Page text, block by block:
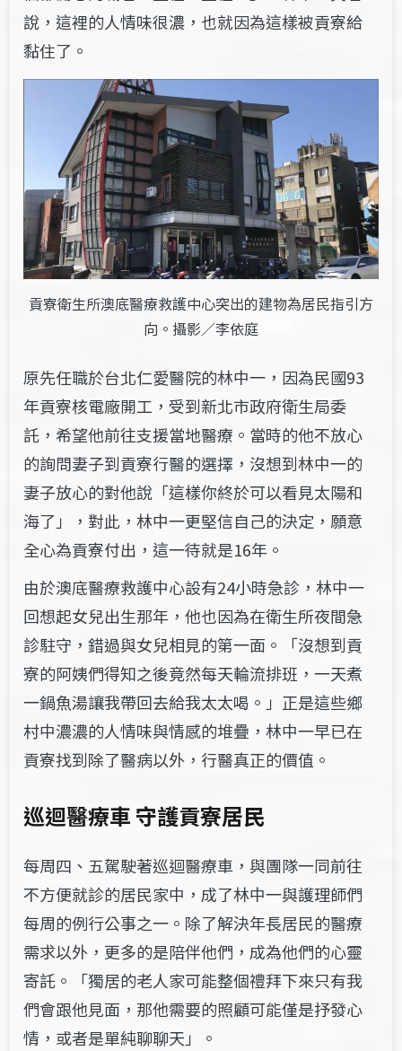
說，這裡的人情味很濃，也就因為這樣被貢寮給
黏住了。
貢寮衛生所澳底醫療救護中心突出的建物為居民指引方
向。攝影／李依庭
原先任職於台北仁愛醫院的林中一，因為民國93
年貢寮核電廠開工，受到新北市政府衛生局委
託，希望他前往支援當地醫療。當時的他不放心
的詢問妻子到貢寮行醫的選擇，沒想到林中一的
妻子放心的對他說「這樣你終於可以看見太陽和
海了」，對此，林中一更堅信自己的決定，願意
全心為貢寮付出，這一待就是16年。
由於澳底醫療救護中心設有24小時急診，林中一
回想起女兒出生那年，他也因為在衛生所夜間急
診駐守，錯過與女兒相見的第一面。「沒想到貢
寮的阿姨們得知之後竟然每天輪流排班，一天煮
一鍋魚湯讓我帶回去給我太太喝。」正是這些鄉
村中濃濃的人情味與情感的堆疊，林中一早已在
貢寮找到除了醫病以外，行醫真正的價值。
巡迴醫療車 守護貢寮居民
每周四、五駕駛著巡迴醫療車，與團隊一同前往
不方便就診的居民家中，成了林中一與護理師們
每周的例行公事之一。除了解決年長居民的醫療
需求以外，更多的是陪伴他們，成為他們的心靈
寄託。「獨居的老人家可能整個禮拜下來只有我
們會跟他見面，那他需要的照顧可能僅是抒發心
情，或者是單純聊聊天」。